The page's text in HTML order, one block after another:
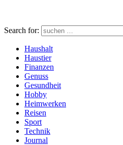
Search for:
Haushalt
Haustier
Finanzen
Genuss
Gesundheit
Hobby
Heimwerken
Reisen
Sport
Technik
Journal